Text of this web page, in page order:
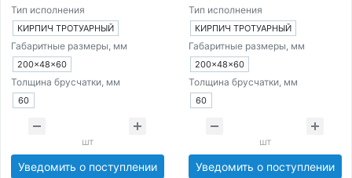
Тип исполнения
КИРПИЧ ТРОТУАРНЫЙ
Габаритные размеры, мм
200×48×60
Толщина брусчатки, мм
60
шт
Уведомить о поступлении
Тип исполнения
КИРПИЧ ТРОТУАРНЫЙ
Габаритные размеры, мм
200×48×60
Толщина брусчатки, мм
60
шт
Уведомить о поступлении